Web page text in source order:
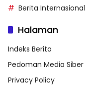
Berita Internasional
Halaman
Indeks Berita
Pedoman Media Siber
Privacy Policy